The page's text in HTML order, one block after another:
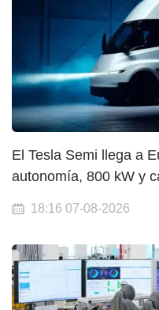
El Tesla Semi llega a
autonomía, 800 kW y
18:16 07-08-2026